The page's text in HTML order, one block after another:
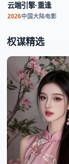
云端引擎·重逢
2026中国大陆电影
权谋精选